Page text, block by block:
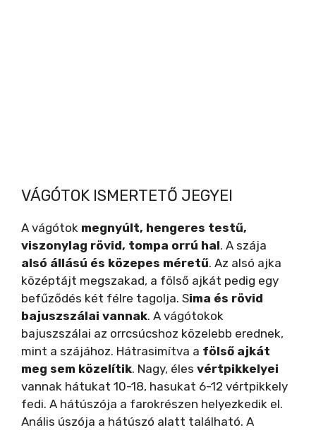
VÁGÓTOK ISMERTETŐ JEGYEI
A vágótok megnyúlt, hengeres testű,
viszonylag rövid, tompa orrú hal. A szája
alsó állású és közepes méretű. Az alsó ajka
középtájt megszakad, a fölső ajkát pedig egy
befűződés két félre tagolja. Sima és rövid
bajuszszálai vannak. A vágótokok
bajuszszálai az orrcsúcshoz közelebb erednek,
mint a szájához. Hátrasimítva a fölső ajkát
meg sem közelítik. Nagy, éles vértpikkelyei
vannak hátukat 10-18, hasukat 6-12 vértpikkely
fedi. A hátúszója a farokrészen helyezkedik el.
Anális úszója a hátúszó alatt található. A